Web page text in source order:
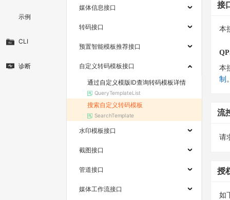
示例
CLI
诊断
媒体信息接口
转码接口
预置智能模板推荐接口
自定义转码模板接口
通过自定义模版ID查询转码模板详情
QueryTemplateList
搜索自定义转码模板
SearchTemplate
水印模板接口
截图接口
管道接口
媒体工作流接口
接
本
本
制
流
请
授
如